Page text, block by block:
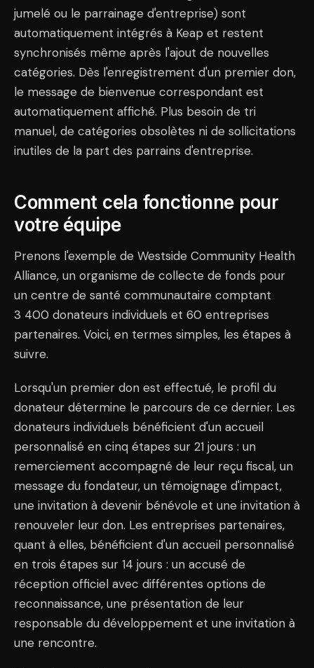
jumelé ou le parrainage d'entreprise) sont
automatiquement intégrés à Keap et restent
synchronisés même après l'ajout de nouvelles
catégories. Dès l'enregistrement d'un premier don,
le message de bienvenue correspondant est
automatiquement affiché. Plus besoin de tri
manuel, de catégories obsolètes ni de sollicitations
inutiles de la part des parrains d'entreprise.
Comment cela fonctionne pour
votre équipe
Prenons l'exemple de Westside Community Health
Alliance, un organisme de collecte de fonds pour
un centre de santé communautaire comptant
3 400 donateurs individuels et 60 entreprises
partenaires. Voici, en termes simples, les étapes à
suivre.
Lorsqu'un premier don est effectué, le profil du
donateur détermine le parcours de ce dernier. Les
donateurs individuels bénéficient d'un accueil
personnalisé en cinq étapes sur 21 jours : un
remerciement accompagné de leur reçu fiscal, un
message du fondateur, un témoignage d'impact,
une invitation à devenir bénévole et une invitation à
renouveler leur don. Les entreprises partenaires,
quant à elles, bénéficient d'un accueil personnalisé
en trois étapes sur 14 jours : un accusé de
réception officiel avec différentes options de
reconnaissance, une présentation de leur
responsable du développement et une invitation à
une rencontre.